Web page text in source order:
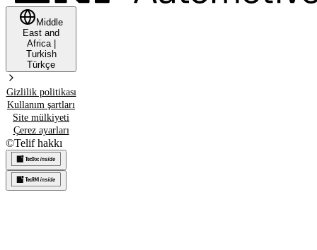
Middle
East and
Africa|
Turkish
Türkçe
Gizlilik politikası
Kullanım şartları
Site mülkiyeti
Çerez ayarları
©Telif hakkı